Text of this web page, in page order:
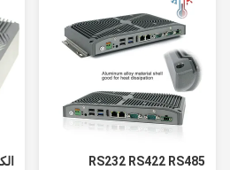
RS232 RS422 RS485